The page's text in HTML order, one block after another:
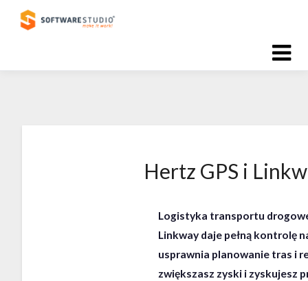
Hertz GPS i
Logistyka transportu
Linkway daje pełną kontrolę
usprawnia planowanie tras i
zwiększasz zyski i zyskujesz